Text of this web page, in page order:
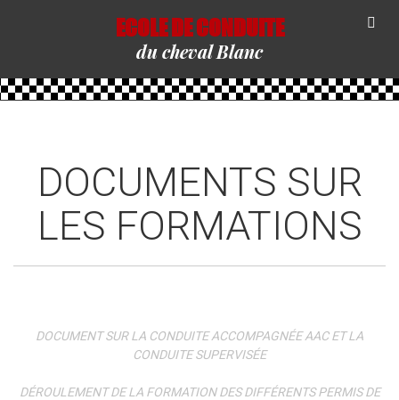
ECOLE DE CONDUITE
du cheval Blanc
DOCUMENTS SUR
LES FORMATIONS
DOCUMENT SUR LA CONDUITE ACCOMPAGNÉE AAC ET LA
CONDUITE SUPERVISÉE
DÉROULEMENT DE LA FORMATION DES DIFFÉRENTS PERMIS DE